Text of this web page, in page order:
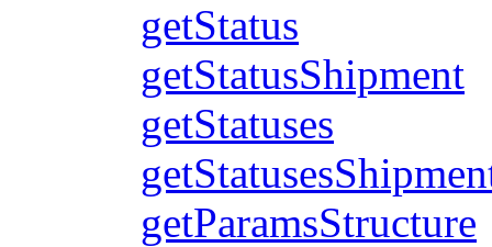
getStatus
getStatusShipment
getStatuses
getParamsStructure